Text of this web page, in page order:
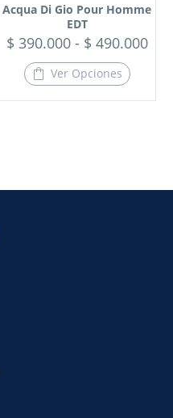
Acqua Di Gio Pour Homme
EDT
$ 390.000 - $ 490.000
Ver Opciones